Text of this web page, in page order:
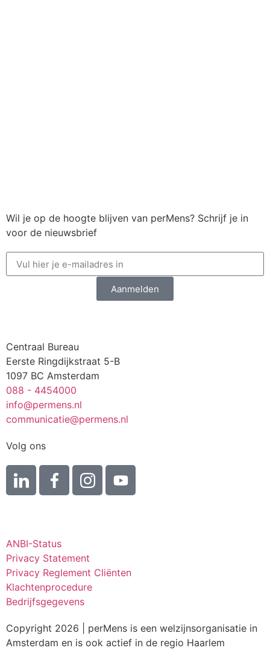
Wil je op de hoogte blijven van perMens? Schrijf je in
voor de nieuwsbrief
Aanmelden
Centraal Bureau
Eerste Ringdijkstraat 5-B
1097 BC Amsterdam
088 - 4454000
info@permens.nl
communicatie@permens.nl
Volg ons
ANBI-Status
Privacy Statement
Privacy Reglement Cliënten
Klachtenprocedure
Bedrijfsgegevens
Copyright 2026 | perMens is een welzijnsorganisatie in
Amsterdam en is ook actief in de regio Haarlem